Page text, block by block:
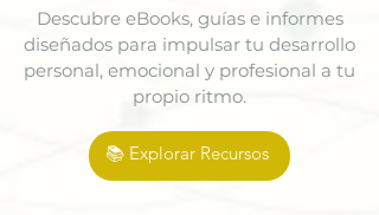
Descubre eBooks, guías e informes
diseñados para impulsar tu desarrollo
personal, emocional y profesional a tu
propio ritmo.
📚 Explorar Recursos